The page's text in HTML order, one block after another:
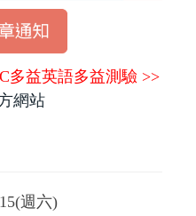
多益英語多益測驗 >>
網站
週六)